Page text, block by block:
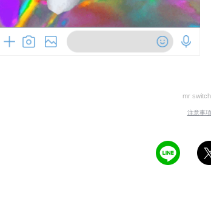
mr
注意事項